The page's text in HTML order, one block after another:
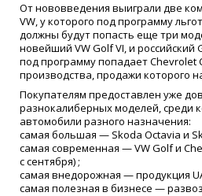
От нововведения выиграли две
VW, у которого под программу
должны будут попасть еще три
новейший VW Golf VI, и российский
под программу попадает Chevrolet
производства, продажи которого
Покупателям предоставлен уже
разнокалиберных моделей, среди
автомобили разного назначения:
самая большая — Skoda Octavia и
самая современная — VW Golf и
с сентября) ;
самая внедорожная — продукция
самая полезная в бизнесе —